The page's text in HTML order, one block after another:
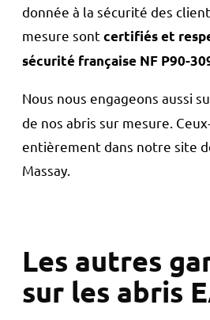
donnée à la sécurité des
mesure sontcertifiés et
sécurité française NF P90-
Nous nous engageons aussi
de nos abris sur mesure.
entièrement dans notre site
Massay.
Les autres
sur les abris